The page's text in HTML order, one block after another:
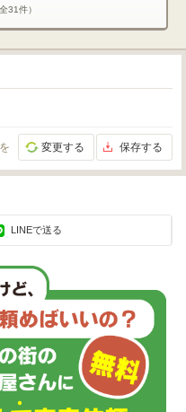
31件）
変更する 保存する
LINEで送る